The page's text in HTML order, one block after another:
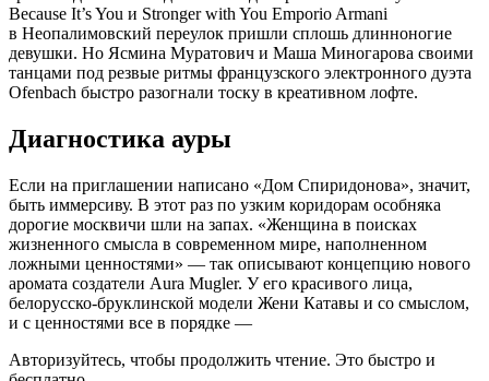
Because It’s You и Stronger with You Emporio Armani
в Неопалимовский переулок пришли сплошь длинноногие
девушки. Но Ясмина Муратович и Маша Миногарова своими
танцами под резвые ритмы французского электронного дуэта
Ofenbach быстро разогнали тоску в креативном лофте.
Диагностика ауры
Если на приглашении написано «Дом Спиридонова», значит,
быть иммерсиву. В этот раз по узким коридорам особняка
дорогие москвичи шли на запах. «Женщина в поисках
жизненного смысла в современном мире, наполненном
ложными ценностями» — так описывают концепцию нового
аромата создатели Aura Mugler. У его красивого лица,
белорусско-бруклинской модели Жени Катавы и со смыслом,
и с ценностями все в порядке —
Авторизуйтесь, чтобы продолжить чтение. Это быстро и